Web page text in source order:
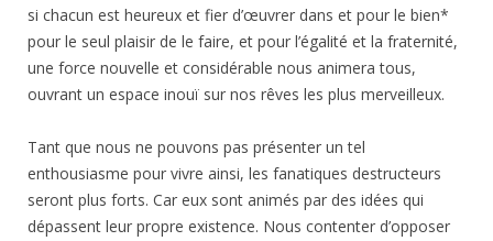
si chacun est heureux et fier d’œuvrer dans et pour le bien*
pour le seul plaisir de le faire, et pour l’égalité et la fraternité,
une force nouvelle et considérable nous animera tous,
ouvrant un espace inouï sur nos rêves les plus merveilleux.
Tant que nous ne pouvons pas présenter un tel
enthousiasme pour vivre ainsi, les fanatiques destructeurs
seront plus forts. Car eux sont animés par des idées qui
dépassent leur propre existence. Nous contenter d’opposer